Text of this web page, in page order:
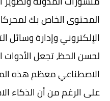
المحتوى الخاص بك
الإلكتروني وإدارة وسائل
لحسن الحظ، تجعل الأدوات
الاصطناعي معظم هذه
على الرغم من أن الذكاء